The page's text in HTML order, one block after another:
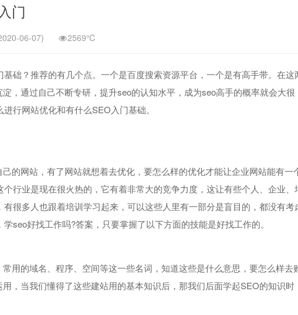
门
06-07) 2569℃
础？推荐的有几个点。一个是百度搜索资源平台，一个是有高手带。在这
，通过自己不断专研，提升seo的认知水平，成为seo高手的概率就会大很
行网站优化和有什么SEO入门基础。
的网站，有了网站就想着去优化，要怎么样的优化才能让企业网站能有一
行业是现在很火热的，它有着非常大的竞争力度，这让有些个人、企业、
很多人也跟着培训学习起来，可以这些人里有一部分是盲目的，都没有考
seo好找工作吗?答案，只要掌握了以下方面的技能是好找工作的。
用的域名、程序、空间等这一些名词，知道这些是什么意思，要怎么样去
，当我们懂得了这些建站用的基本知识后，那我们后面学起SEO的知识时